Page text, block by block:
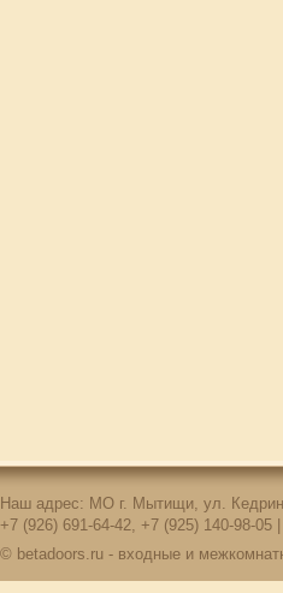
Наш адрес: МО г. Мытищи, ул.
+7 (926) 691-64-42, +7 (925) 140-98-05 |
© betadoors.ru - входные и